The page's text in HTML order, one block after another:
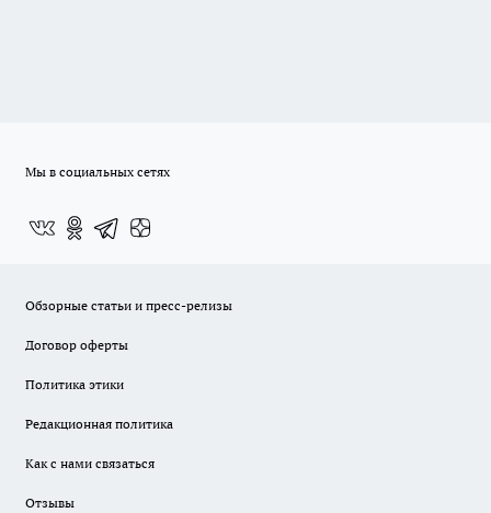
Мы в социальных сетях
Обзорные статьи и пресс-релизы
Договор оферты
Политика этики
Редакционная политика
Как с нами связаться
Отзывы